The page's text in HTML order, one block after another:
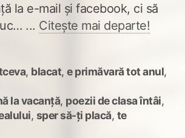
la e-mail și facebook, ci să
... Citește mai departe!
, blacat, e primăvară tot anul,
la vacanță, poezii de clasa întâi,
, sper să-ți placă, te